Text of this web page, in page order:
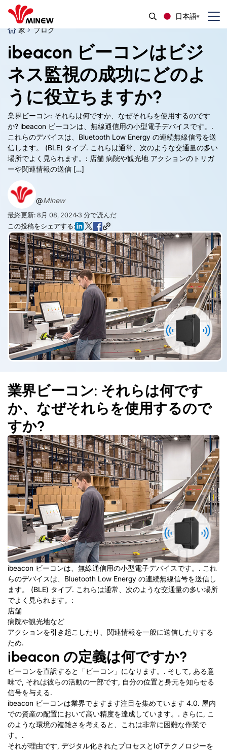
日本語
家
ブログ
ibeacon ビーコンはビジ
ネス監視の成功にどのよ
うに役立ちますか?
業界ビーコン: それらは何ですか、なぜそれらを使用するのです
か? ibeacon ビーコンは、無線通信用の小型電子デバイスです。.
これらのデバイスは、Bluetooth Low Energy の連続無線信号を送
信します。 (BLE) タイプ. これらは通常、次のような交通量の多い
場所でよく見られます。: 店舗 病院や観光地 アクションのトリガ
ーや関連情報の送信 […]
@Minew
最終更新: 8月 08, 2024 3 分で読んだ
この投稿をシェアする:
業界ビーコン: それらは何です
か、なぜそれらを使用するので
すか?
ibeacon ビーコンは、無線通信用の小型電子デバイスです。. これ
らのデバイスは、Bluetooth Low Energy の連続無線信号を送信し
ます。 (BLE) タイプ. これらは通常、次のような交通量の多い場所
でよく見られます。:
店舗
病院や観光地など
アクションを引き起こしたり、関連情報を一般に送信したりする
ため.
ibeacon の定義は何ですか?
ビーコンを直訳すると「ビーコン」になります。. そして, ある意
味で, それは彼らの活動の一部です, 自分の位置と身元を知らせる
信号を与える.
ibeacon ビーコンは業界でますます注目を集めています 4.0. 屋内
での資産の配置において高い精度を達成しています。. さらに, こ
のような環境の複雑さを考えると、これは非常に困難な作業で
す。.
それが理由です, デジタル化されたプロセスとIoTテクノロジーを